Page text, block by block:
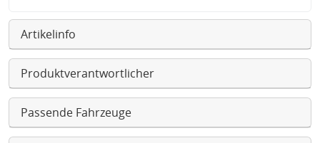
Artikelinfo
Produktverantwortlicher
Passende Fahrzeuge